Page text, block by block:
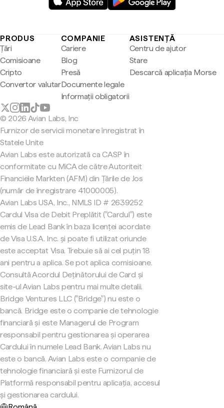
PRODUS
Țări
Comisioane
Cripto
Convertor valutar
COMPANIE
Cariere
Blog
Presă
Documente legale
Informații obligatorii
ASISTENȚĂ
Centru de ajutor
Stare
Descarcă aplicația Morse
© 2026 Avian Labs, Inc
Furnizor de servicii monetare înregistrat în
Statele Unite
Avian Labs este autorizată ca CASP în
conformitate cu MiCA de către Autoriteit
Financiële Markten (AFM) din Țările de Jos
(număr de înregistrare 41000005).
Avian Labs USA, Inc., NMLS ID # 2639252
Cardul Visa de Debit Preplătit ("Cardul") este
emis de Lead Bank în baza licenței acordate
de Visa U.S.A. Inc. și poate fi utilizat oriunde
este acceptat Visa. Trebuie să ai cel puțin 18
ani pentru a aplica. Se pot aplica comisioane.
Consultă Acordul Deținătorului de Card și
site-ul Avian Labs pentru mai multe detalii.
Bridge Ventures LLC ("Bridge") nu este o
bancă. Bridge este o companie de tehnologie
financiară și este Managerul de Program
responsabil pentru gestionarea și operarea
Cardului în numele Lead Bank. Avian Labs nu
este o bancă. Avian Labs este o companie de
tehnologie financiară și este Furnizorul de
Platformă responsabil pentru aplicația, accesul
și gestionarea cardului.